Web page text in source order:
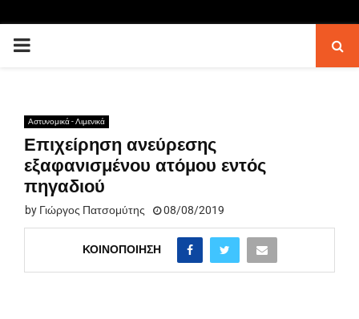
PRIMARY
Αστυνομικά - Λιμενικά
Επιχείρηση ανεύρεσης
εξαφανισμένου ατόμου εντός
πηγαδιού
by Γιώργος Πατσομύτης 08/08/2019
ΚΟΙΝΟΠΟΊΗΣΗ